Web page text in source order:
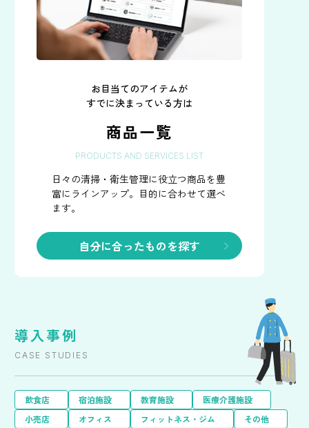
お目当てのアイテムが
すでに決まっている方は
商品一覧
PRODUCTS AND SERVICES LIST
日々の清掃・衛生管理に役立つ商品を豊
富にラインアップ。 目的に合わせて選べ
ます。
自分に合ったものを探す
導入事例
CASE STUDIES
飲食店 宿泊施設 教育施設
医療介護施設
小売店
オフィス フィットネス・ジム その他